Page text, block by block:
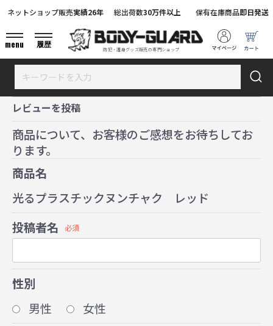
防犯・護身グッズ販売の専門ショップ
ネットショップ販売実績26年 総出荷数30万件以上 保有在庫商品即日発送
menu 履歴
レビューを投稿
商品について、お客様のご感想をお待ちしてお
ります。
商品名
光るプラスチックヌンチャク レッド
投稿者名
必須
性別
男性
女性